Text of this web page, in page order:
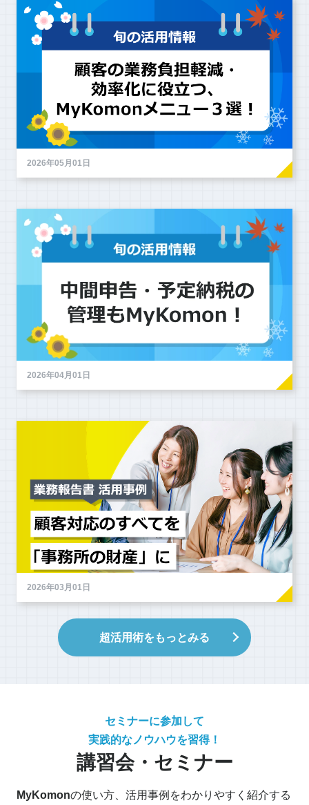
2026年05月01日
2026年04月01日
2026年03月01日
超活用術をもっとみる
セミナーに参加して
実践的なノウハウを習得！
講習会・セミナー
MyKomonの使い方、活用事例をわかりやすく紹介する